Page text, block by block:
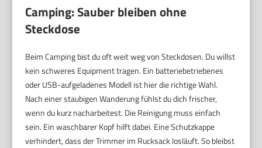
Camping: Sauber bleiben ohne
Steckdose
Beim Camping bist du oft weit weg von Steckdosen. Du willst
kein schweres Equipment tragen. Ein batteriebetriebenes
oder USB-aufgeladenes Modell ist hier die richtige Wahl.
Nach einer staubigen Wanderung fühlst du dich frischer,
wenn du kurz nacharbeitest. Die Reinigung muss einfach
sein. Ein waschbarer Kopf hilft dabei. Eine Schutzkappe
verhindert, dass der Trimmer im Rucksack losläuft. So bleibst